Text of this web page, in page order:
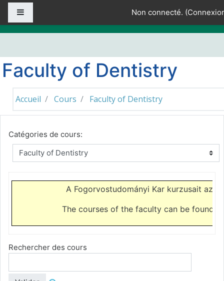
Passer au contenu principal
Non connecté. (
Faculty of Dentistry
Accueil Cours Faculty of Dentistry
Catégories de cours:
A Fogorvostudományi Kar kurzusait az
The courses of the faculty can be found
Rechercher des cours